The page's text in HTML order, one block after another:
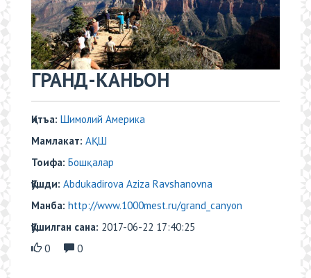
​ГРАНД-КАНЬОН
Қитъа: Шимолий Америка
Мамлакат: АҚШ
Тоифа: Бошқалар
Қўшди: Abdukadirova Aziza Ravshanovna
Манба: http://www.1000mest.ru/grand_canyon
Қўшилган сана: 2017-06-22 17:40:25
0
0